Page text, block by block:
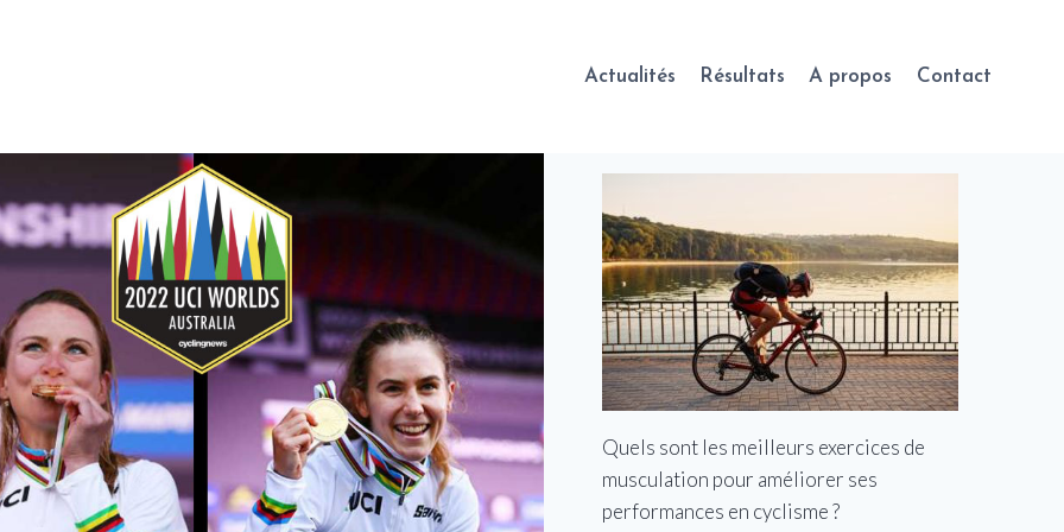
Actualités Résultats A propos Contact
Quels sont les meilleurs exercices de
musculation pour améliorer ses
performances en cyclisme ?